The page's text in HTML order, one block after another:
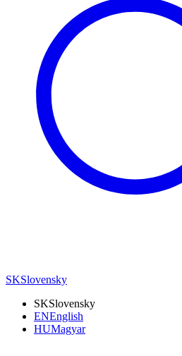
SKSlovensky
SKSlovensky
ENEnglish
HUMagyar